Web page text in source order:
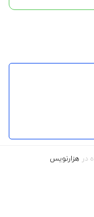
در هزارنویس